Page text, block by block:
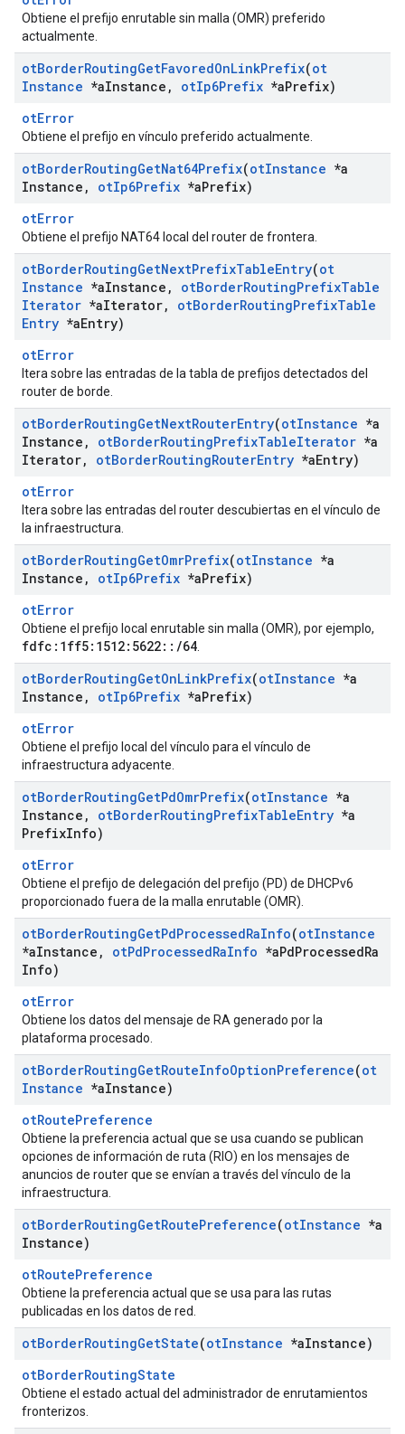
Obtiene el prefijo enrutable sin malla (OMR) preferido
actualmente.
otBorderRoutingGetFavoredOnLinkPrefix(ot
Instance *aInstance , otIp6Prefix *aPrefix)
otError
Obtiene el prefijo en vínculo preferido actualmente.
otBorderRoutingGetNat64Prefix(otInstance *a
Instance , otIp6Prefix *aPrefix)
otError
Obtiene el prefijo NAT64 local del router de frontera.
otBorderRoutingGetNextPrefixTableEntry(ot
Instance *aInstance , otBorderRoutingPrefixTable
Iterator *aIterator, otBorderRoutingPrefixTable
Entry *aEntry)
otError
Itera sobre las entradas de la tabla de prefijos detectados del
router de borde.
otBorderRoutingGetNextRouterEntry(otInstance *a
Instance , otBorderRoutingPrefixTableIterator *a
Iterator, otBorderRoutingRouterEntry *aEntry)
otError
Itera sobre las entradas del router descubiertas en el vínculo de
la infraestructura.
otBorderRoutingGetOmrPrefix(otInstance *a
Instance , otIp6Prefix *aPrefix)
otError
Obtiene el prefijo local enrutable sin malla (OMR), por ejemplo,
fdfc:1ff5:1512:5622::/64
otBorderRoutingGetOnLinkPrefix(otInstance *a
Instance , otIp6Prefix *aPrefix)
otError
Obtiene el prefijo local del vínculo para el vínculo de
infraestructura adyacente.
otBorderRoutingGetPdOmrPrefix(otInstance *a
Instance , otBorderRoutingPrefixTableEntry *a
PrefixInfo)
otError
Obtiene el prefijo de delegación del prefijo (PD) de DHCPv6
proporcionado fuera de la malla enrutable (OMR).
otBorderRoutingGetPdProcessedRaInfo(otInstance
*aInstance , otPdProcessedRaInfo *aPdProcessedRa
Info)
otError
Obtiene los datos del mensaje de RA generado por la
plataforma procesado.
otBorderRoutingGetRouteInfoOptionPreference(ot
Instance *aInstance)
otRoutePreference
Obtiene la preferencia actual que se usa cuando se publican
opciones de información de ruta (RIO) en los mensajes de
anuncios de router que se envían a través del vínculo de la
infraestructura.
otBorderRoutingGetRoutePreference(otInstance *a
Instance)
otRoutePreference
Obtiene la preferencia actual que se usa para las rutas
publicadas en los datos de red.
otBorderRoutingGetState(otInstance *aInstance)
otBorderRoutingState
Obtiene el estado actual del administrador de enrutamientos
fronterizos.